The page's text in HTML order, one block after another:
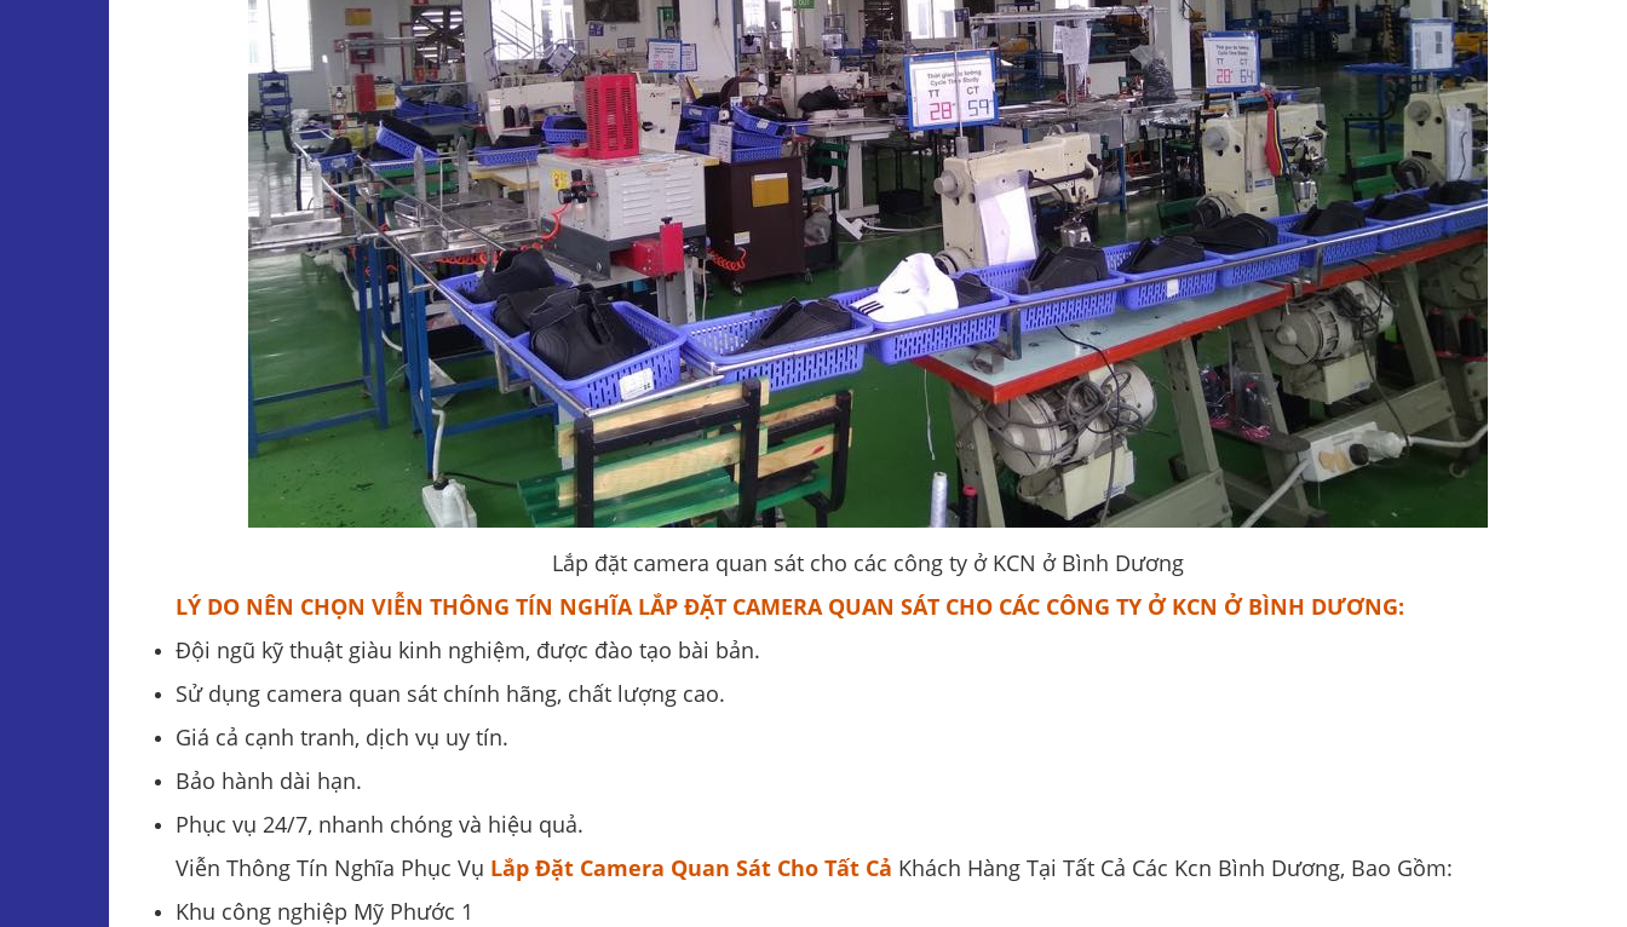
Lắp đặt camera quan sát cho các công ty ở KCN ở Bình Dương
LÝ DO NÊN CHỌN VIỄN THÔNG TÍN NGHĨA LẮP ĐẶT CAMERA QUAN SÁT CHO CÁC CÔNG TY Ở KCN Ở BÌNH DƯƠNG:
Đội ngũ kỹ thuật giàu kinh nghiệm, được đào tạo bài bản.
Sử dụng camera quan sát chính hãng, chất lượng cao.
Giá cả cạnh tranh, dịch vụ uy tín.
Bảo hành dài hạn.
Phục vụ 24/7, nhanh chóng và hiệu quả.
Viễn Thông Tín Nghĩa Phục Vụ Lắp Đặt Camera Quan Sát Cho Tất Cả Khách Hàng Tại Tất Cả Các Kcn Bình Dương, Bao Gồm:
Khu công nghiệp Mỹ Phước 1